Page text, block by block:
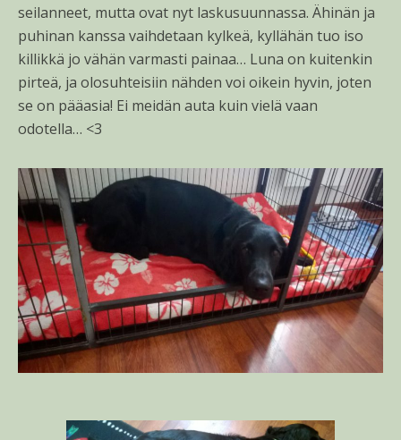
seilanneet, mutta ovat nyt laskusuunnassa. Ähinän ja
puhinan kanssa vaihdetaan kylkeä, kyllähän tuo iso
killikkä jo vähän varmasti painaa… Luna on kuitenkin
pirteä, ja olosuhteisiin nähden voi oikein hyvin, joten
se on pääasia! Ei meidän auta kuin vielä vaan
odotella… <3